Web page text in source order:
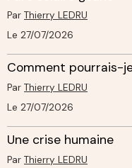
Par Thierry LEDRU
Le 27/07/2026
Comment pourrais-
Par Thierry LEDRU
Le 27/07/2026
Une crise humaine
Par Thierry LEDRU